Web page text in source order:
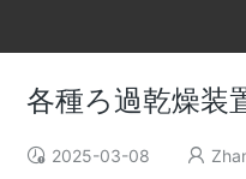
各種ろ過乾燥装
2025-03-08